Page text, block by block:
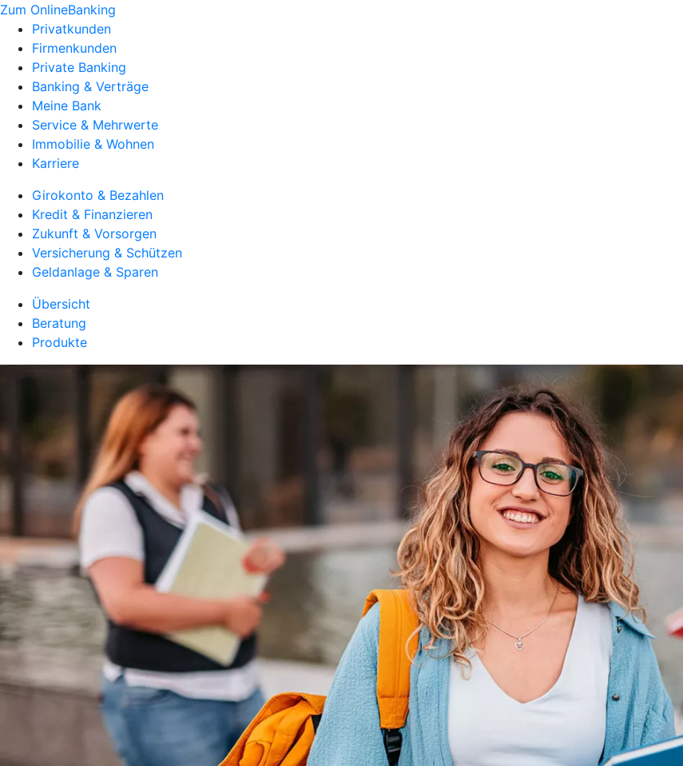
Zum OnlineBanking
Privatkunden
Firmenkunden
Private Banking
Banking & Verträge
Meine Bank
Service & Mehrwerte
Immobilie & Wohnen
Karriere
Girokonto & Bezahlen
Kredit & Finanzieren
Zukunft & Vorsorgen
Versicherung & Schützen
Geldanlage & Sparen
Übersicht
Beratung
Produkte